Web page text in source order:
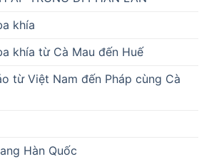
khía
khía từ Cà Mau đến Huế
từ Việt Nam đến Pháp cùng Cà
Hàn Quốc